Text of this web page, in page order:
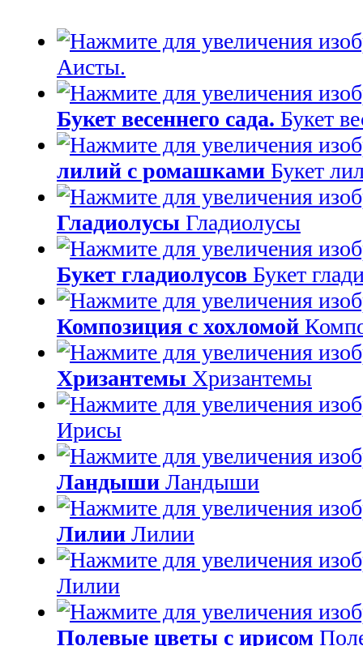
Аисты.
Букет весеннего сада. Букет
лилий с ромашками Букет
Гладиолусы Гладиолусы
Букет гладиолусов Букет
Композиция с хохломой
Хризантемы Хризантемы
Ирисы
Ландыши Ландыши
Лилии Лилии
Лилии
Полевые цветы с ирисом